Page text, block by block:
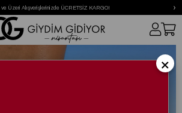
ve Üzeri Alışverişlerinizde ÜCRETSİZ KARGO! ›
Kahverengi
×